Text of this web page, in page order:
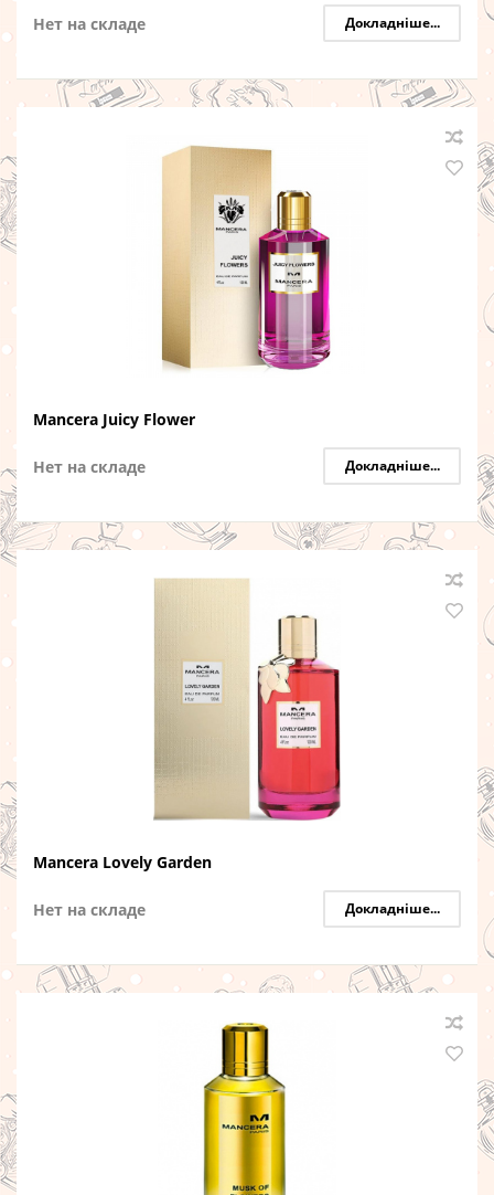
Нет на складе Докладніше...
Mancera Juicy Flower
Нет на складе Докладніше...
Mancera Lovely Garden
Нет на складе Докладніше...